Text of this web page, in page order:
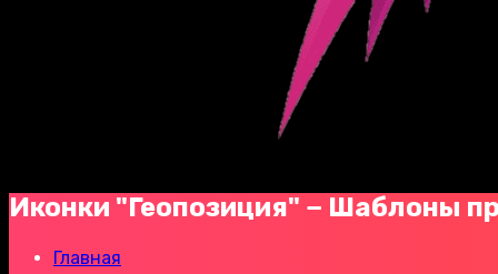
Иконки "Геопозиция" − Шаблоны
Главная